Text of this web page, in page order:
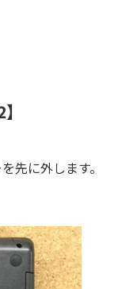
先に外します。